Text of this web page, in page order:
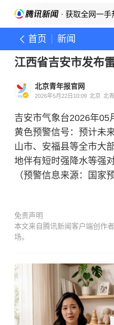
· 获取全网一手
首页 新闻
江西省吉安市发布
北京青年报官网
2026年5月22日10:09 北京 北
吉安市气象台2026年05
黄色预警信号：预计未
山市、安福县等全市大
地伴有短时强降水等强
（预警信息来源：国家
免责声明
本文来自腾讯新闻客户端创作
场。